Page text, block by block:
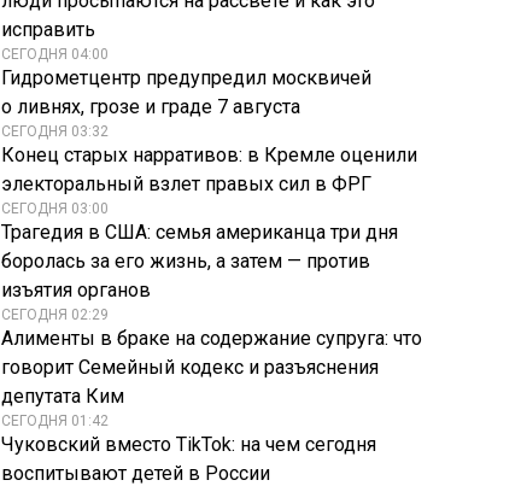
исправить
СЕГОДНЯ 04:00
Гидрометцентр предупредил москвичей
о ливнях, грозе и граде 7 августа
СЕГОДНЯ 03:32
Конец старых нарративов: в Кремле оценили
электоральный взлет правых сил в ФРГ
СЕГОДНЯ 03:00
Трагедия в США: семья американца три дня
боролась за его жизнь, а затем — против
изъятия органов
СЕГОДНЯ 02:29
Алименты в браке на содержание супруга: что
говорит Семейный кодекс и разъяснения
депутата Ким
СЕГОДНЯ 01:42
Чуковский вместо TikTok: на чем сегодня
воспитывают детей в России